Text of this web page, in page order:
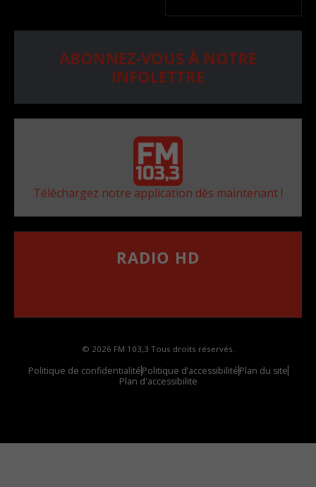
ABONNEZ-VOUS À NOTRE
INFOLETTRE
Téléchargez notre application dès maintenant !
RADIO HD
© 2026 FM 103,3 Tous droits réservés.
Politique de confidentialitéPolitique d’accessibilitéPlan du site
Plan d'accessibilite